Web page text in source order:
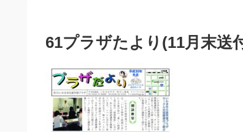
61プラザたより(11月末送